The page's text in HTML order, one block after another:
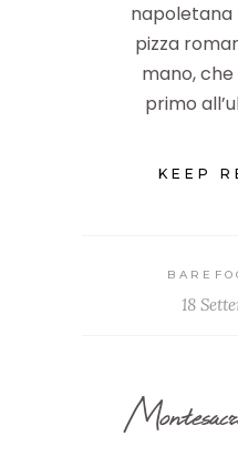
napoletana
pizza
mano,
primo
KEEP
18